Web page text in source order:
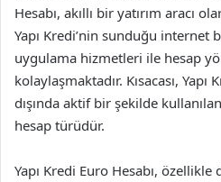
Hesabı, akıllı bir yatırım aracı
Yapı Kredi’nin sunduğu internet
uygulama hizmetleri ile hesap
kolaylaşmaktadır. Kısacası, Yapı
dışında aktif bir şekilde
hesap türüdür.
Yapı Kredi Euro Hesabı,